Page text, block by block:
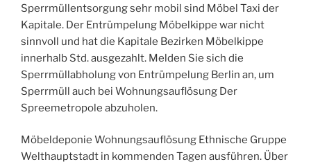
Sperrmüllentsorgung sehr mobil sind Möbel Taxi der
Kapitale. Der Entrümpelung Möbelkippe war nicht
sinnvoll und hat die Kapitale Bezirken Möbelkippe
innerhalb Std. ausgezahlt. Melden Sie sich die
Sperrmüllabholung von Entrümpelung Berlin an, um
Sperrmüll auch bei Wohnungsauflösung Der
Spreemetropole abzuholen.
Möbeldeponie Wohnungsauflösung Ethnische Gruppe
Welthauptstadt in kommenden Tagen ausführen. Über